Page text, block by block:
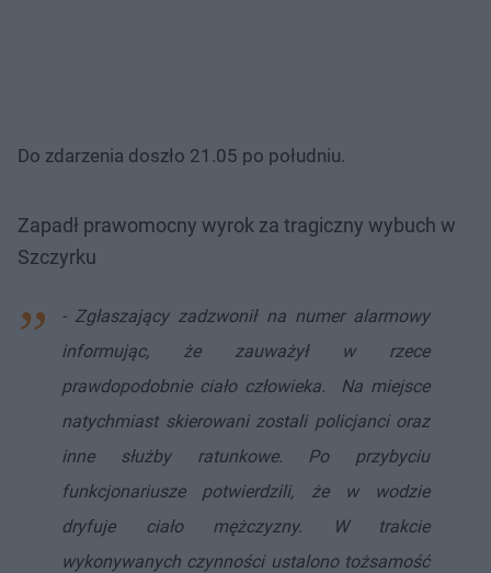
Do zdarzenia doszło 21.05 po południu.
Zapadł prawomocny wyrok za tragiczny wybuch w
Szczyrku
- Zgłaszający zadzwonił na numer alarmowy
informując, że zauważył w rzece
prawdopodobnie ciało człowieka. Na miejsce
natychmiast skierowani zostali policjanci oraz
inne służby ratunkowe. Po przybyciu
funkcjonariusze potwierdzili, że w wodzie
dryfuje ciało mężczyzny. W trakcie
wykonywanych czynności ustalono tożsamość